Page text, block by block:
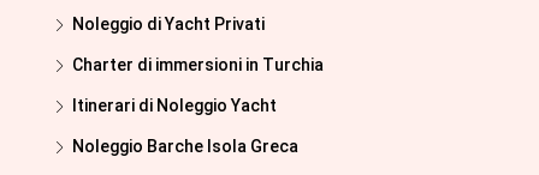
Noleggio di Yacht Privati
Charter di immersioni in Turchia
Itinerari di Noleggio Yacht
Noleggio Barche Isola Greca